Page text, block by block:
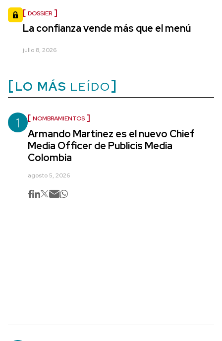
DOSSIER
La confianza vende más que el menú
julio 8, 2026
LO MÁS LEÍDO
1 NOMBRAMIENTOS
Armando Martínez es el nuevo Chief
Media Officer de Publicis Media
Colombia
agosto 5, 2026